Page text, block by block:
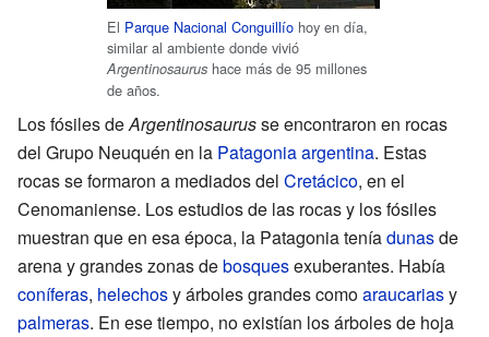
El Parque Nacional Conguillío hoy en día,
similar al ambiente donde vivió
Argentinosaurus hace más de 95 millones
de años.
Los fósiles deArgentinosaurusse encontraron en rocas
del Grupo Neuquén en la Patagonia argentina. Estas
rocas se formaron a mediados del Cretácico, en el
Cenomaniense. Los estudios de las rocas y los fósiles
muestran que en esa época, la Patagonia teníadunasde
arena y grandes zonas debosquesexuberantes. Había
coníferas, helechosy árboles grandes comoaraucariasy
palmeras. En ese tiempo, no existían los árboles de hoja